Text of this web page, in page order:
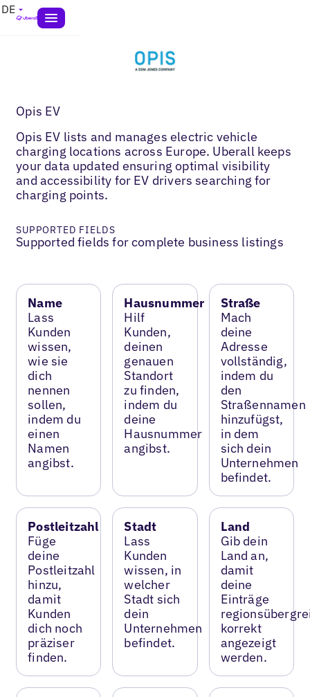
DE
Opis EV
Opis EV lists and manages electric vehicle
charging locations across Europe. Uberall keeps
your data updated ensuring optimal visibility
and accessibility for EV drivers searching for
charging points.
SUPPORTED FIELDS
Supported fields for complete business listings
Name
Lass
Kunden
wissen,
wie sie
dich
nennen
sollen,
indem du
einen
Namen
angibst.
Hausnummer
Hilf
Kunden,
deinen
genauen
Standort
zu finden,
indem du
deine
Hausnummer
angibst.
Straße
Mach
deine
Adresse
vollständig,
indem du
den
Straßennamen
hinzufügst,
in dem
sich dein
Unternehmen
befindet.
Postleitzahl
Füge
deine
Postleitzahl
hinzu,
damit
Kunden
dich noch
präziser
finden.
Stadt
Lass
Kunden
wissen, in
welcher
Stadt sich
dein
Unternehmen
befindet.
Land
Gib dein
Land an,
damit
deine
Einträge
korrekt
angezeigt
werden.